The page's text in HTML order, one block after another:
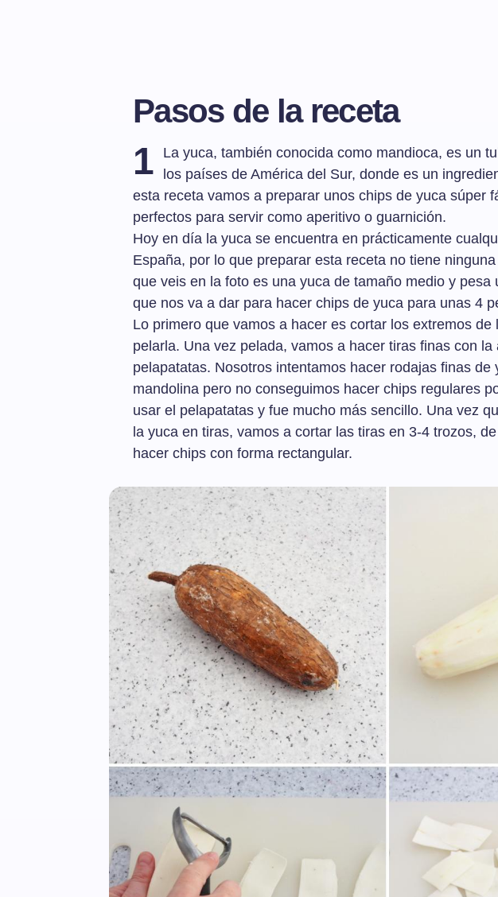
Pasos de la receta
1
La yuca, también conocida como mandioca, es un
los países de América del Sur, donde es un
esta receta vamos a preparar unos chips de yuca súper
perfectos para servir como aperitivo o guarnición.
Hoy en día la yuca se encuentra en prácticamente
España, por lo que preparar esta receta no tiene
que veis en la foto es una yuca de tamaño medio y pesa
que nos va a dar para hacer chips de yuca para unas 4
Lo primero que vamos a hacer es cortar los extremos de
pelarla. Una vez pelada, vamos a hacer tiras finas con la
pelapatatas. Nosotros intentamos hacer rodajas finas de
mandolina pero no conseguimos hacer chips regulares
usar el pelapatatas y fue mucho más sencillo. Una vez
la yuca en tiras, vamos a cortar las tiras en 3-4 trozos,
hacer chips con forma rectangular.